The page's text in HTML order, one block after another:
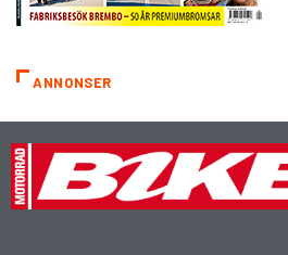
ANNONSER